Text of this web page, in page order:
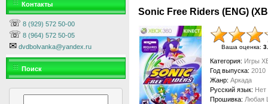
Контакты
☏ 8 (929) 572 50-00
☏ 8 (964) 572 50-05
✉ dvdbolvanka@yandex.ru
Поиск
Sonic Free Riders (ENG)
Ваша оценка:
Категория: Игры
Год выпуска: 2010
Жанр: Аркада
Русский язык: Нет
Прошивка: Любая